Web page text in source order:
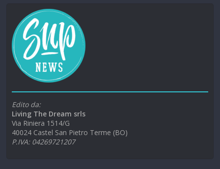
Edito da:
Living The Dream srls
Via Riniera 1514/G
40024 Castel San Pietro Terme (BO)
P.IVA: 04269721207